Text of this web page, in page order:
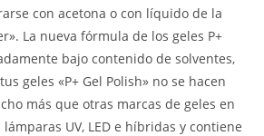
con acetona o con líquido de la
La nueva fórmula de los geles P+
bajo contenido de solventes,
geles «P+ Gel Polish» no se hacen
más que otras marcas de geles en
UV, LED e híbridas y contiene